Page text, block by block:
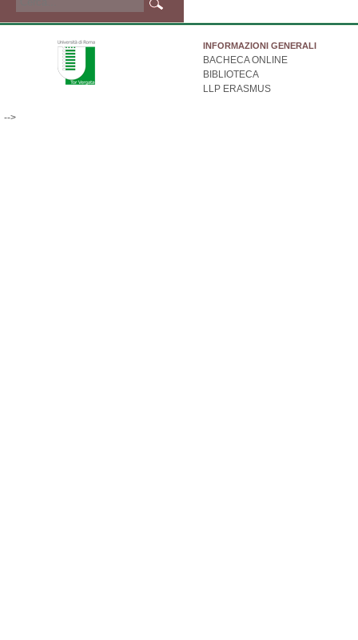
INFORMAZIONI GENERALI
BACHECA ONLINE
BIBLIOTECA
LLP ERASMUS
-->